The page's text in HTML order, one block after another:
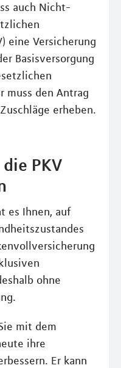
auch Nicht-
eine Versicherung
Basisversorgung
muss den Antrag
erheben.
PKV
es Ihnen, auf
ohne
mit dem
ihre
Er kann